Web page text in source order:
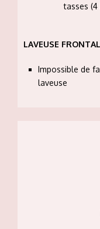
tasses (4
LAVEUSE
Impossible de
laveuse